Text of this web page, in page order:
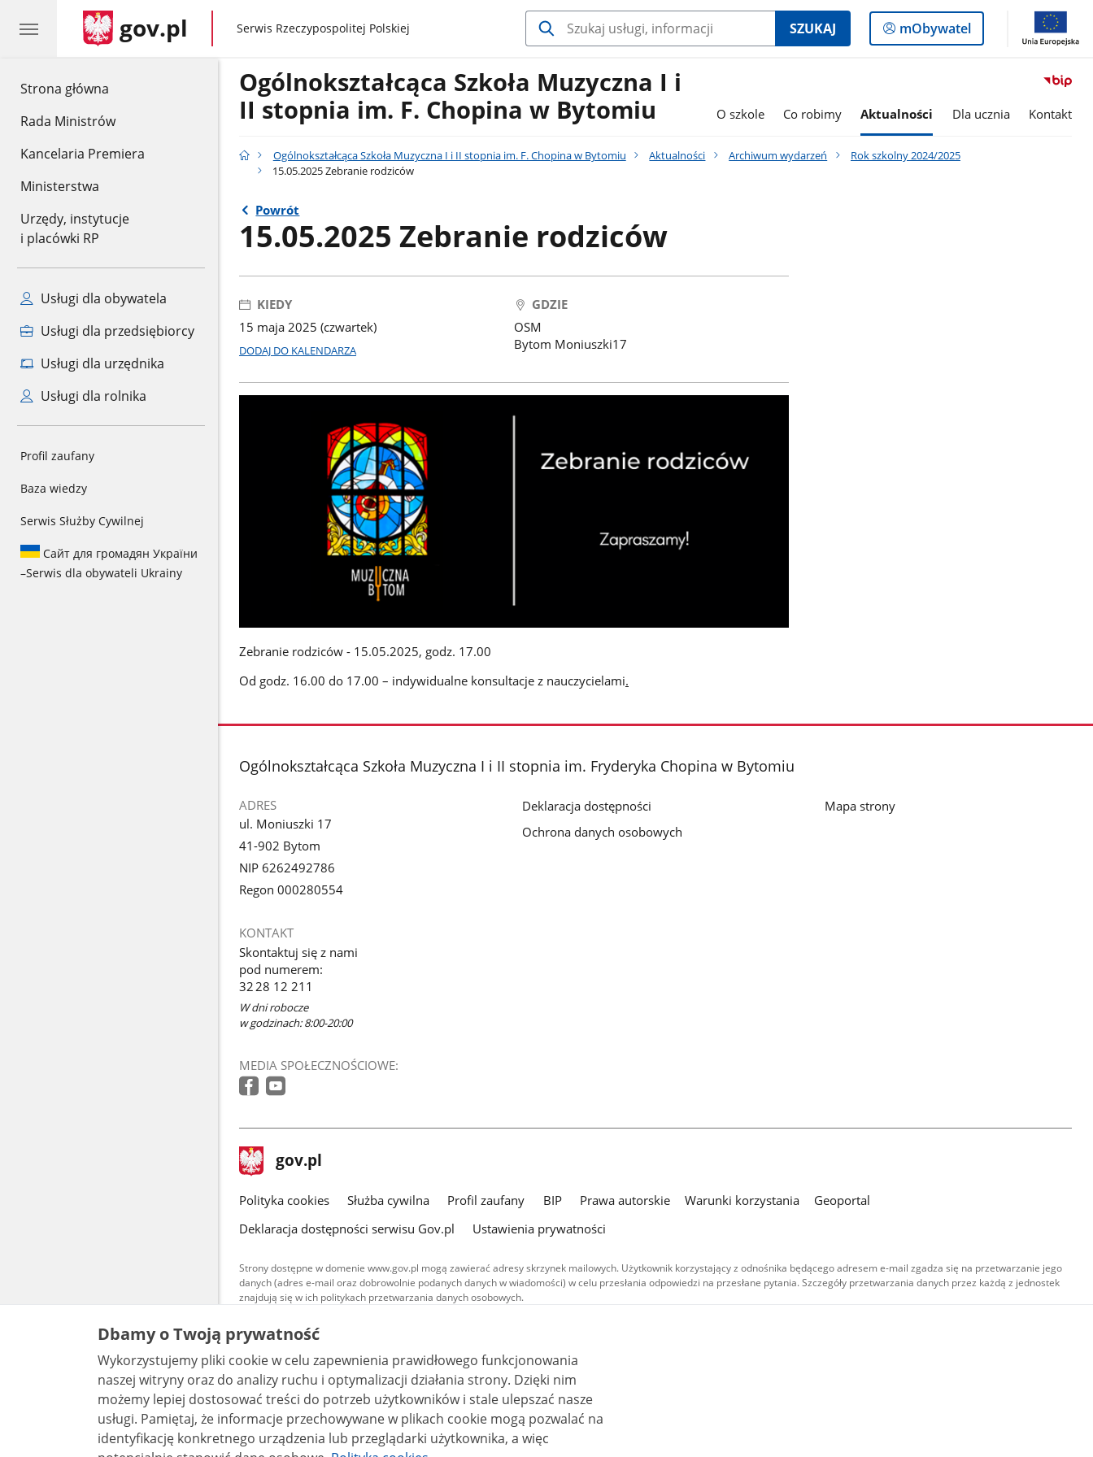
Strona główna
Rada Ministrów
Kancelaria Premiera
Ministerstwa
Urzędy, instytucje
i placówki RP
Usługi dla obywatela
Usługi dla przedsiębiorcy
Usługi dla urzędnika
Usługi dla rolnika
Profil zaufany
Baza wiedzy
Serwis Służby Cywilnej
Сайт для громадян України
–Serwis dla obywateli Ukrainy
gov.pl gov.pl
Serwis Rzeczypospolitej Polskiej SZUKAJ
Logowanie
do
mObywatel
Ogólnokształcąca Szkoła Muzyczna I i
II stopnia im. F. Chopina w Bytomiu
O szkole Co robimy Aktualności Dla ucznia Kontakt
Ogólnokształcąca Szkoła Muzyczna I i II stopnia im. F. Chopina w Bytomiu Aktualności Archiwum wydarzeń
Rok szkolny 2024/2025
15.05.2025 Zebranie rodziców
Powrót
15.05.2025 Zebranie rodziców
KIEDY
15 maja 2025 (czwartek)
DODAJ DO KALENDARZA
GDZIE
OSM
Bytom Moniuszki17
Zebranie rodziców - 15.05.2025, godz. 17.00
Od godz. 16.00 do 17.00 – indywidualne konsultacje z nauczycielami.
stopka
Ogólnokształcąca Szkoła Muzyczna I i II stopnia im. Fryderyka Chopina w Bytomiu
ADRES
ul. Moniuszki 17
41-902 Bytom
NIP 6262492786
Regon 000280554
KONTAKT
Skontaktuj się z nami
pod numerem:
32 28 12 211
W dni robocze
w godzinach: 8:00-20:00
MEDIA SPOŁECZNOŚCIOWE:
Deklaracja dostępności
Ochrona danych osobowych
Mapa strony
stopka
gov.pl Strona
gov.pl
gov.pl
Polityka cookies Służba cywilna Profil zaufany BIP Prawa autorskie Warunki korzystania
Geoportal
Deklaracja dostępności serwisu Gov.pl
Ustawienia prywatności
Strony dostępne w domenie www.gov.pl mogą zawierać adresy skrzynek mailowych. Użytkownik korzystający z odnośnika będącego adresem e-mail zgadza się na przetwarzanie jego
danych (adres e-mail oraz dobrowolnie podanych danych w wiadomości) w celu przesłania odpowiedzi na przesłane pytania. Szczegóły przetwarzania danych przez każdą z jednostek
znajdują się w ich politykach przetwarzania danych osobowych.
Treści tekstowe publikowane w serwisie (z wyłączeniem treści audiowizualnych), są
udostępniane na licencji typu Creative Commons: uznanie autorstwa - na tych samych
warunkach 4.0 (CC BY-SA 4.0). Materiały audiowizualne, w tym zdjęcia, materiały audio i wideo,
są udostępniane na licencji typu Creative Commons: uznanie autorstwa użycie niekomercyjne -
bez utworów zależnych 4.0 (CC BY-NC-ND 4.0), o ile nie jest to stwierdzone inaczej.
Dbamy o Twoją prywatność
Wykorzystujemy pliki cookie w celu zapewnienia prawidłowego funkcjonowania
naszej witryny oraz do analizy ruchu i optymalizacji działania strony. Dzięki nim
możemy lepiej dostosować treści do potrzeb użytkowników i stale ulepszać nasze
usługi. Pamiętaj, że informacje przechowywane w plikach cookie mogą pozwalać na
identyfikację konkretnego urządzenia lub przeglądarki użytkownika, a więc